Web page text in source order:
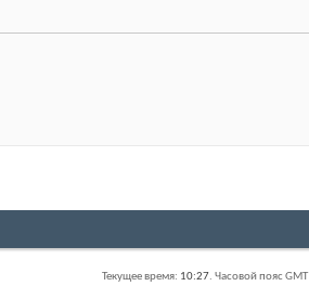
Текущее время: 10:27. Часовой пояс GMT